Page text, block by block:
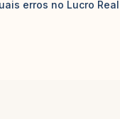
erros no Lucro